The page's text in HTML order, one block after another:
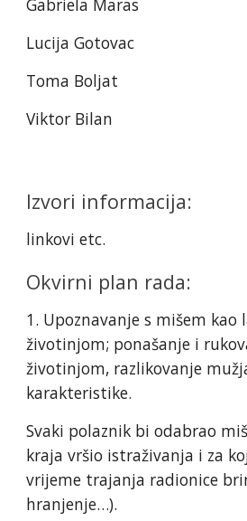
Gabriela Maras
Lucija Gotovac
Toma Boljat
Viktor Bilan
Izvori informacija:
linkovi etc.
Okvirni plan rada:
1. Upoznavanje s mišem
životinjom; ponašanje i
životinjom, razlikovanje
karakteristike.
Svaki polaznik bi odabrao
kraja vršio istraživanja i za
vrijeme trajanja radionice
hranjenje…).